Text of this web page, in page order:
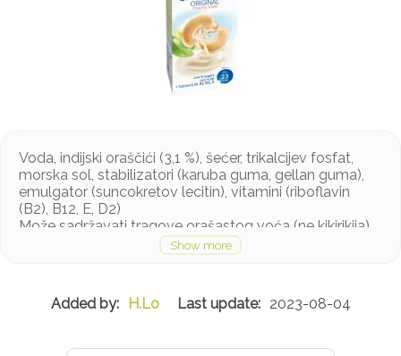
Voda, indijski oraščići (3,1 %), šećer, trikalcijev fosfat,
morska sol, stabilizatori (karuba guma, gellan guma),
emulgator (suncokretov lecitin), vitamini (riboflavin
(B2), B12, E, D2)
Može sadržavati tragove orašastog voća (ne kikirikija).
Bez mliječnih bjelančevina i glutena
H.Lo 2023-08-04